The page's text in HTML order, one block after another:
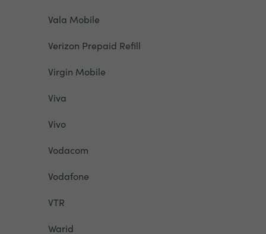
Vala Mobile
Verizon Prepaid Refill
Virgin Mobile
Viva
Vivo
Vodacom
Vodafone
VTR
Warid